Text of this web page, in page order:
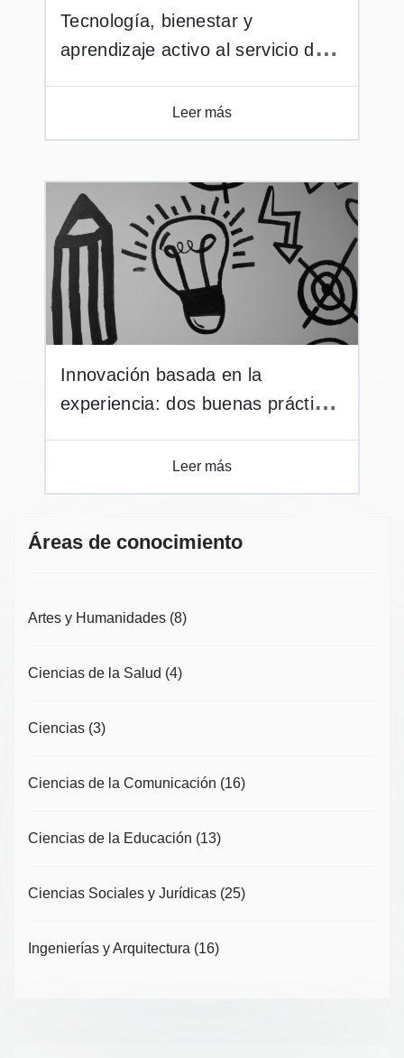
Tecnología, bienestar y
aprendizaje activo al servicio de
Leer más
Innovación basada en la
experiencia: dos buenas prácticas
Leer más
Áreas de conocimiento
Artes y Humanidades (8)
Ciencias de la Salud (4)
Ciencias (3)
Ciencias de la Comunicación (16)
Ciencias de la Educación (13)
Ciencias Sociales y Jurídicas (25)
Ingenierías y Arquitectura (16)